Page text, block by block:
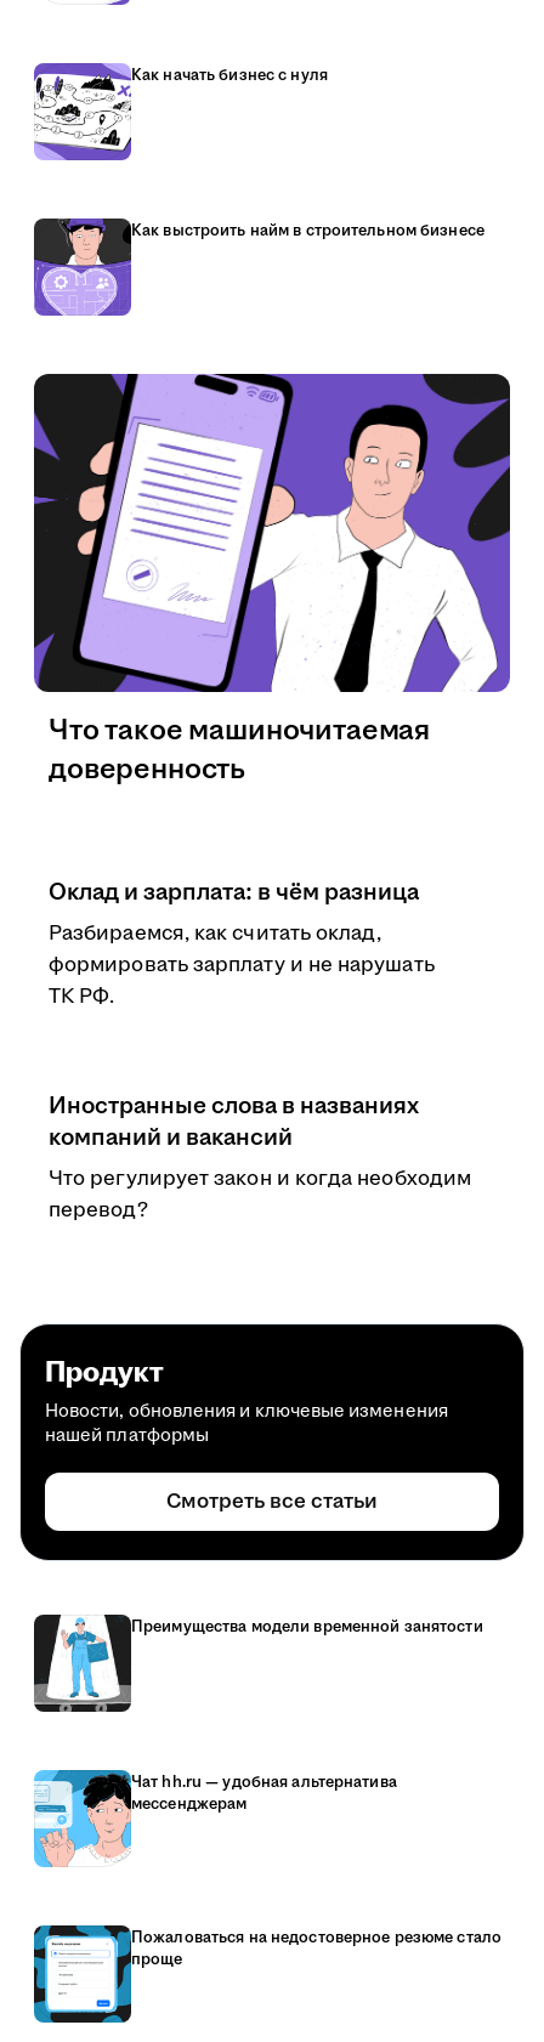
Как начать бизнес с нуля
Как выстроить найм в строительном бизнесе
Оклад и зарплата: в чём разница
Разбираемся, как считать оклад,
формировать зарплату и не нарушать
ТК РФ.
Иностранные слова в названиях
компаний и вакансий
Что регулирует закон и когда необходим
перевод?
Что такое машиночитаемая
доверенность
Продукт
Новости, обновления и ключевые изменения
нашей платформы
Смотреть все статьи
Преимущества модели временной занятости
Чат hh.ru — удобная альтернатива
мессенджерам
Пожаловаться на недостоверное резюме стало
проще